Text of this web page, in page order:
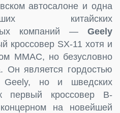
автосалоне и одна
китайских
компаний — Geely
кроссовер SX-11 хотя и
ММАС, но безусловно
Он является гордостью
Geely, но и шведских
первый кроссовер B-
на новейшей